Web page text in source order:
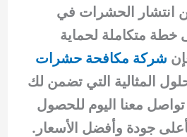
انتشار الحشرات في
خطة متكاملة لحماية
شركة مكافحة حشرات
المثالية التي تضمن لك
معنا اليوم للحصول
جودة وأفضل الأسعار.